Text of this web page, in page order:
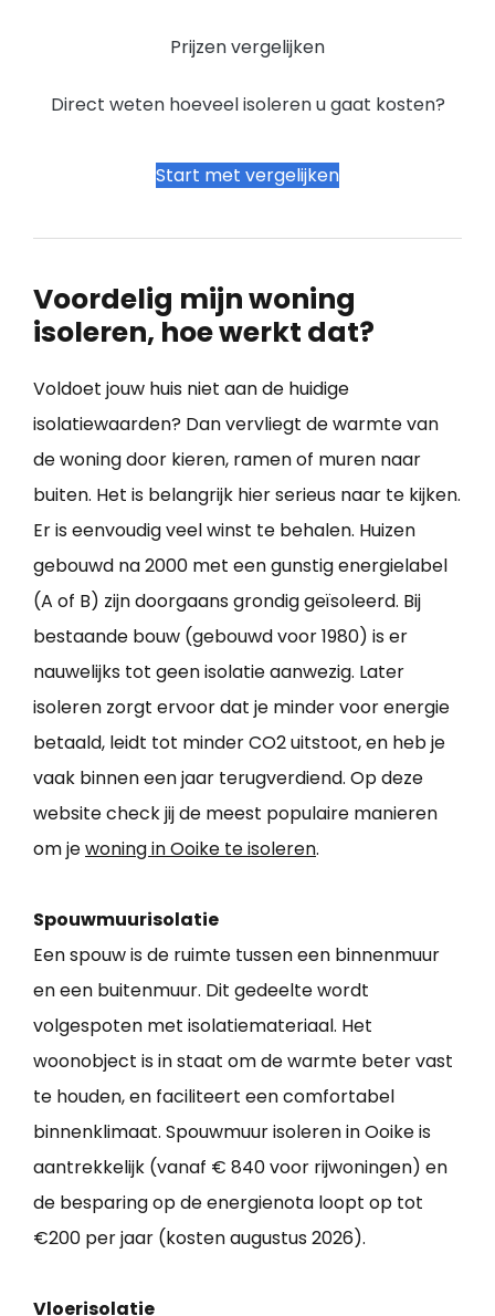
Prijzen vergelijken
Direct weten hoeveel isoleren u gaat kosten?
Start met vergelijken
Voordelig mijn woning
isoleren, hoe werkt dat?
Voldoet jouw huis niet aan de huidige
isolatiewaarden? Dan vervliegt de warmte van
de woning door kieren, ramen of muren naar
buiten. Het is belangrijk hier serieus naar te kijken.
Er is eenvoudig veel winst te behalen. Huizen
gebouwd na 2000 met een gunstig energielabel
(A of B) zijn doorgaans grondig geïsoleerd. Bij
bestaande bouw (gebouwd voor 1980) is er
nauwelijks tot geen isolatie aanwezig. Later
isoleren zorgt ervoor dat je minder voor energie
betaald, leidt tot minder CO2 uitstoot, en heb je
vaak binnen een jaar terugverdiend. Op deze
website check jij de meest populaire manieren
om jewoning in Ooike te isoleren.
Spouwmuurisolatie
Een spouw is de ruimte tussen een binnenmuur
en een buitenmuur. Dit gedeelte wordt
volgespoten met isolatiemateriaal. Het
woonobject is in staat om de warmte beter vast
te houden, en faciliteert een comfortabel
binnenklimaat. Spouwmuur isoleren in Ooike is
aantrekkelijk (vanaf € 840 voor rijwoningen) en
de besparing op de energienota loopt op tot
€200 per jaar (kosten augustus 2026).
Vloerisolatie